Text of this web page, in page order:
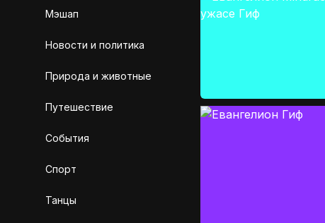
Мэшап
Новости и политика
Природа и животные
Путешествие
События
Спорт
Танцы